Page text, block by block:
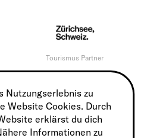
Tourismus Partner
Nutzungserlebnis zu
Website Cookies. Durch
erklärst du dich
Informationen zu